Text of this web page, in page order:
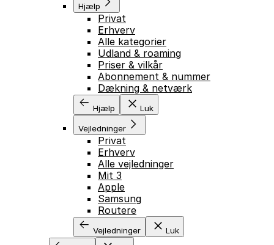
Hjælp
Privat
Erhverv
Alle kategorier
Udland & roaming
Priser & vilkår
Abonnement & nummer
Dækning & netværk
Hjælp Luk
Vejledninger
Privat
Erhverv
Alle vejledninger
Mit 3
Apple
Samsung
Routere
Vejledninger Luk